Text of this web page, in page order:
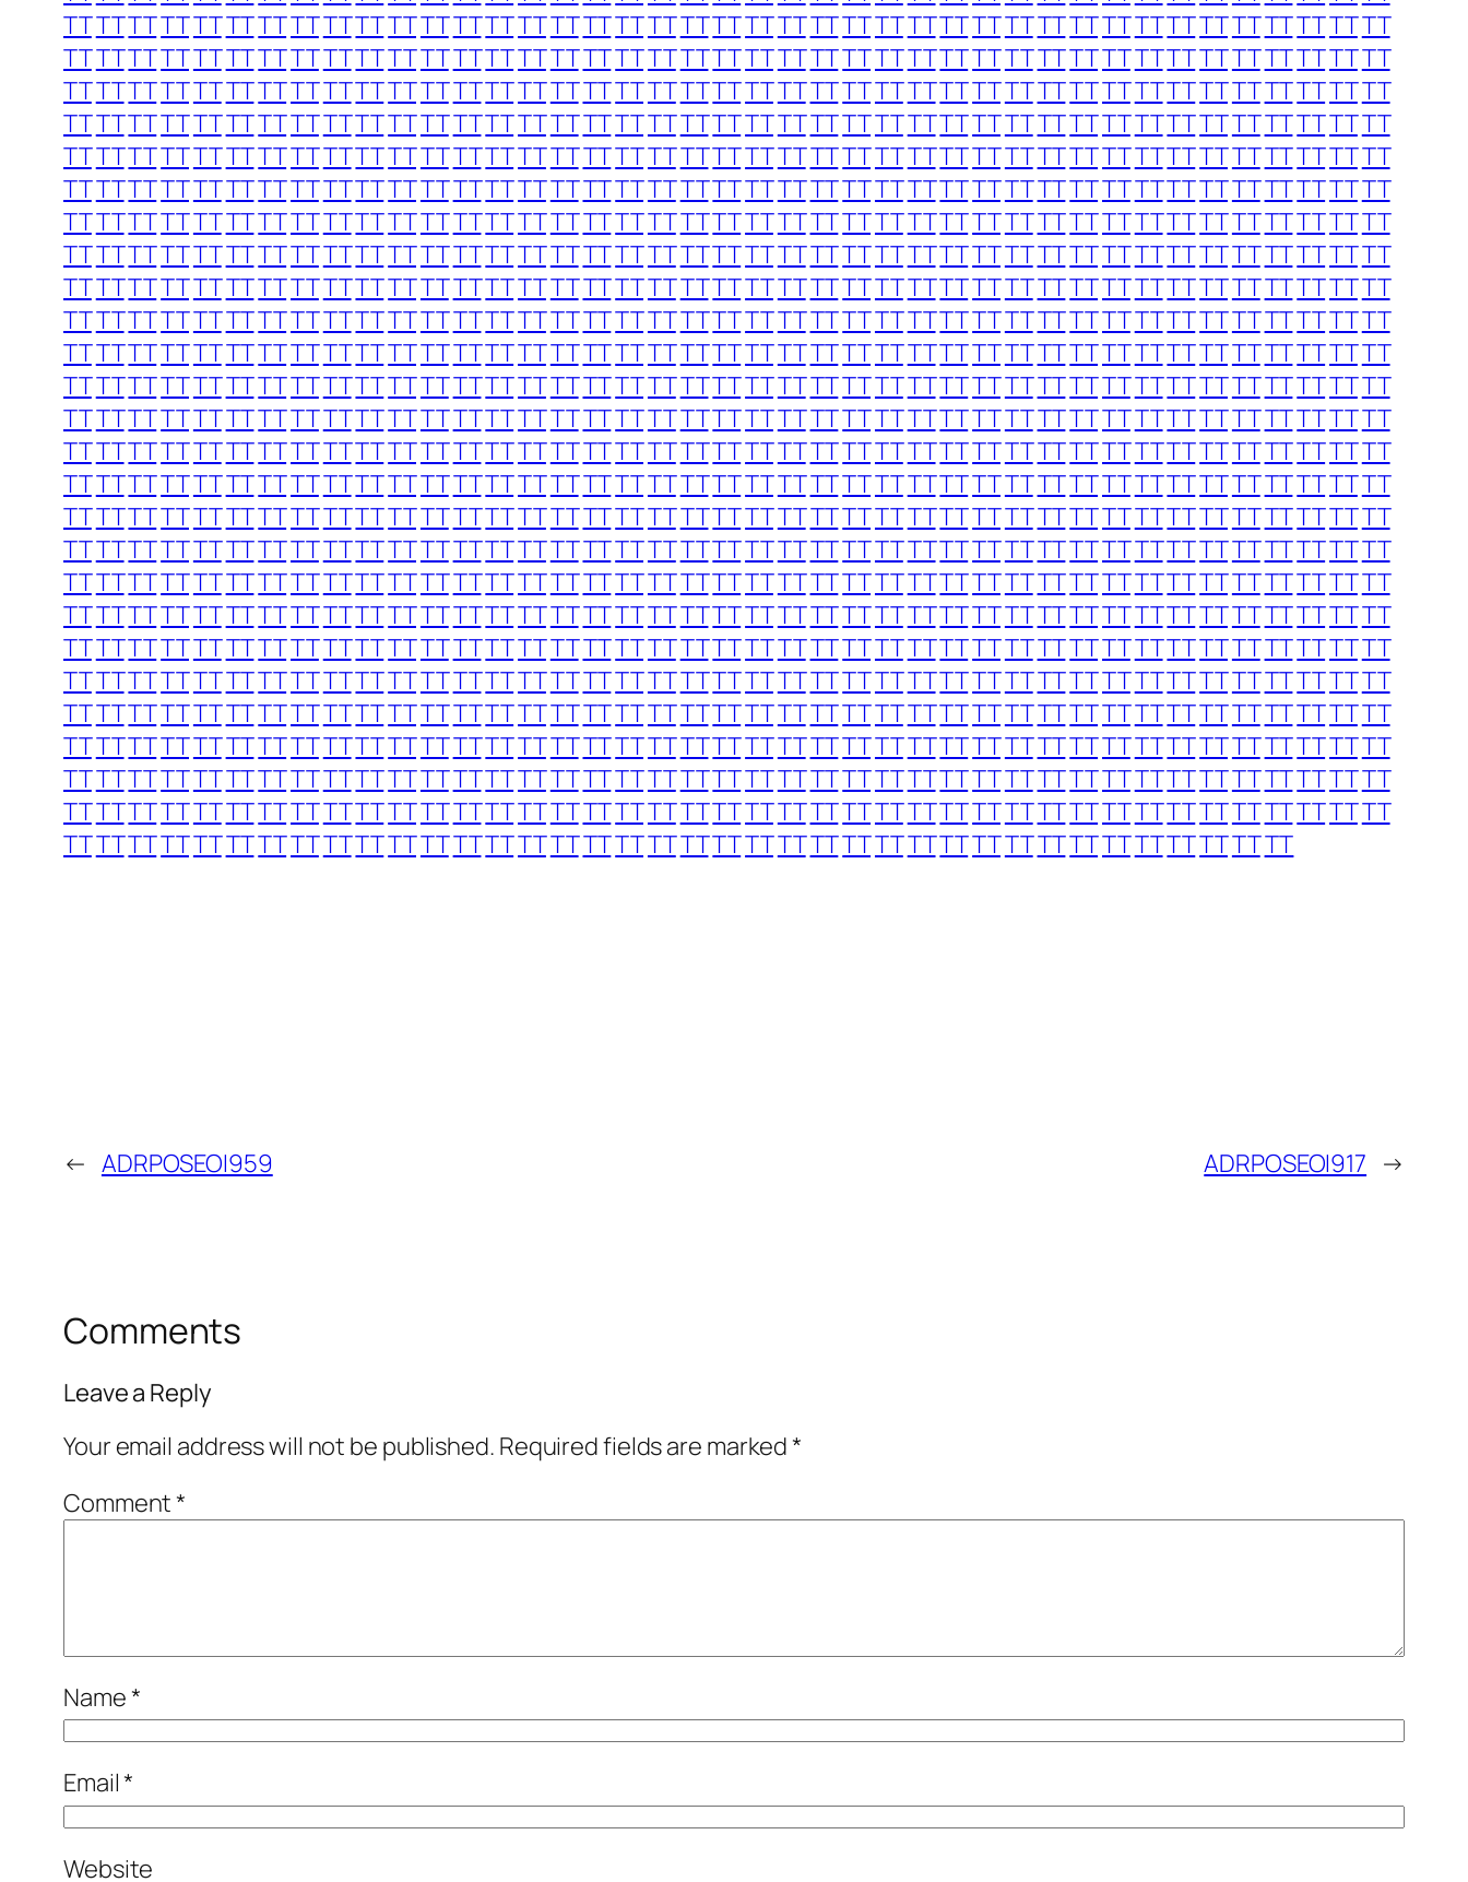
TTTTTTTTTTTTTTTTTTTTTTTTTTTTTTTTTTTTTTTTTTTTTTTTTTTTTTTTTTTTTTTTTTTTTTTTTTTTTTTTTT
TTTTTTTTTTTTTTTTTTTTTTTTTTTTTTTTTTTTTTTTTTTTTTTTTTTTTTTTTTTTTTTTTTTTTTTTTTTTTTTTTT
TTTTTTTTTTTTTTTTTTTTTTTTTTTTTTTTTTTTTTTTTTTTTTTTTTTTTTTTTTTTTTTTTTTTTTTTTTTTTTTTTT
TTTTTTTTTTTTTTTTTTTTTTTTTTTTTTTTTTTTTTTTTTTTTTTTTTTTTTTTTTTTTTTTTTTTTTTTTTTTTTTTTT
TTTTTTTTTTTTTTTTTTTTTTTTTTTTTTTTTTTTTTTTTTTTTTTTTTTTTTTTTTTTTTTTTTTTTTTTTTTTTTTTTT
TTTTTTTTTTTTTTTTTTTTTTTTTTTTTTTTTTTTTTTTTTTTTTTTTTTTTTTTTTTTTTTTTTTTTTTTTTTTTTTTTT
TTTTTTTTTTTTTTTTTTTTTTTTTTTTTTTTTTTTTTTTTTTTTTTTTTTTTTTTTTTTTTTTTTTTTTTTTTTTTTTTTT
TTTTTTTTTTTTTTTTTTTTTTTTTTTTTTTTTTTTTTTTTTTTTTTTTTTTTTTTTTTTTTTTTTTTTTTTTTTTTTTTTT
TTTTTTTTTTTTTTTTTTTTTTTTTTTTTTTTTTTTTTTTTTTTTTTTTTTTTTTTTTTTTTTTTTTTTTTTTTTTTTTTTT
TTTTTTTTTTTTTTTTTTTTTTTTTTTTTTTTTTTTTTTTTTTTTTTTTTTTTTTTTTTTTTTTTTTTTTTTTTTTTTTTTT
TTTTTTTTTTTTTTTTTTTTTTTTTTTTTTTTTTTTTTTTTTTTTTTTTTTTTTTTTTTTTTTTTTTTTTTTTTTTTTTTTT
TTTTTTTTTTTTTTTTTTTTTTTTTTTTTTTTTTTTTTTTTTTTTTTTTTTTTTTTTTTTTTTTTTTTTTTTTTTTTTTTTT
TTTTTTTTTTTTTTTTTTTTTTTTTTTTTTTTTTTTTTTTTTTTTTTTTTTTTTTTTTTTTTTTTTTTTTTTTTTTTTTTTT
TTTTTTTTTTTTTTTTTTTTTTTTTTTTTTTTTTTTTTTTTTTTTTTTTTTTTTTTTTTTTTTTTTTTTTTTTTTTTTTTTT
TTTTTTTTTTTTTTTTTTTTTTTTTTTTTTTTTTTTTTTTTTTTTTTTTTTTTTTTTTTTTTTTTTTTTTTTTTTTTTTTTT
TTTTTTTTTTTTTTTTTTTTTTTTTTTTTTTTTTTTTTTTTTTTTTTTTTTTTTTTTTTTTTTTTTTTTTTTTTTTTTTTTT
TTTTTTTTTTTTTTTTTTTTTTTTTTTTTTTTTTTTTTTTTTTTTTTTTTTTTTTTTTTTTTTTTTTTTTTTTTTTTTTTTT
TTTTTTTTTTTTTTTTTTTTTTTTTTTTTTTTTTTTTTTTTTTTTTTTTTTTTTTTTTTTTTTTTTTTTTTTTTTTTTTTTT
TTTTTTTTTTTTTTTTTTTTTTTTTTTTTTTTTTTTTTTTTTTTTTTTTTTTTTTTTTTTTTTTTTTTTTTTTTTTTTTTTT
TTTTTTTTTTTTTTTTTTTTTTTTTTTTTTTTTTTTTTTTTTTTTTTTTTTTTTTTTTTTTTTTTTTTTTTTTTTTTTTTTT
TTTTTTTTTTTTTTTTTTTTTTTTTTTTTTTTTTTTTTTTTTTTTTTTTTTTTTTTTTTTTTTTTTTTTTTTTTTTTTTTTT
TTTTTTTTTTTTTTTTTTTTTTTTTTTTTTTTTTTTTTTTTTTTTTTTTTTTTTTTTTTTTTTTTTTTTTTTTTTTTTTTTT
TTTTTTTTTTTTTTTTTTTTTTTTTTTTTTTTTTTTTTTTTTTTTTTTTTTTTTTTTTTTTTTTTTTTTTTTTTTTTTTTTT
TTTTTTTTTTTTTTTTTTTTTTTTTTTTTTTTTTTTTTTTTTTTTTTTTTTTTTTTTTTTTTTTTTTTTTTTTTTTTTTTTT
TTTTTTTTTTTTTTTTTTTTTTTTTTTTTTTTTTTTTTTTTTTTTTTTTTTTTTTTTTTTTTTTTTTTTTTTTTTTTTTTTT
TTTTTTTTTTTTTTTTTTTTTTTTTTTTTTTTTTTTTTTTTTTTTTTTTTTTTTTTTTTTTTTTTTTTTTTTTTTT
← ADRPOSEOI959 ADRPOSEOI917 →
Comments
Leave a Reply
Your email address will not be published. Required fields are marked*
Comment*
Name*
Email*
Website